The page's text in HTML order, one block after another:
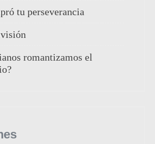
tu perseverancia
romantizamos el